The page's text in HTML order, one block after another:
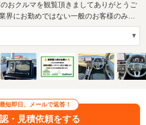
おクルマを観覧頂きましてありがとうご
界にお勤めではない一般のお客様のみへ
短即日、メールで返答！
・見積依頼をする